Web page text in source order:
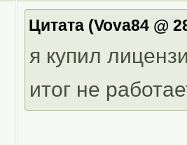
Цитата (Vova84 @
я купил
итог не